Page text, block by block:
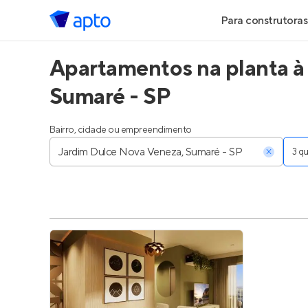
Para construtoras
Geração de
Geração de
Anunciar
Apartamentos na planta
Sumaré - SP
Bairro, cidade ou empreendimento
3